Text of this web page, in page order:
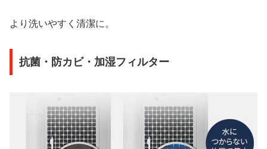
より洗いやすく清潔に。
抗菌・防カビ・加湿フィルター